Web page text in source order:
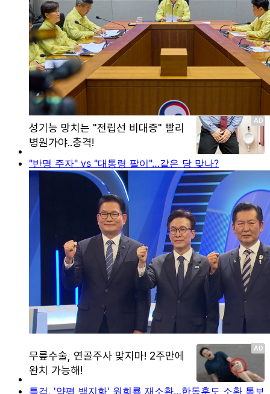
"반명 주자" vs "대통령 팔이"…같은 당 맞나?
특검, '양평 백지화' 원희룡 재소환…한동훈도 소환 통보